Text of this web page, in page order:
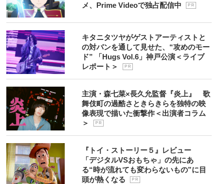
メ、Prime Videoで独占配信中
P R
キタニタツヤがゲストアーティストと
の対バンを通して見せた、“攻めのモー
ド” 「Hugs Vol.6」神戸公演＜ライブ
レポート＞
P R
主演・森七菜×長久允監督『炎上』 歌
舞伎町の過酷さときらきらを独特の映
像表現で描いた衝撃作＜出演者コラム
＞
P R
『トイ・ストーリー５』レビュー
「デジタルVSおもちゃ」の先にあ
る“時が流れても変わらないもの”に目
頭が熱くなる
P R